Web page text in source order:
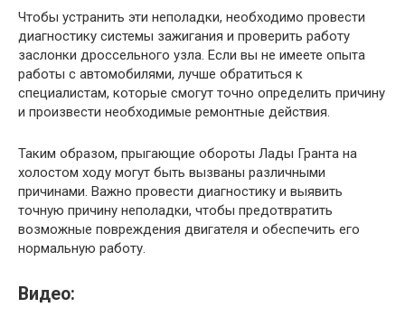
Чтобы устранить эти неполадки, необходимо провести
диагностику системы зажигания и проверить работу
заслонки дроссельного узла. Если вы не имеете опыта
работы с автомобилями, лучше обратиться к
специалистам, которые смогут точно определить причину
и произвести необходимые ремонтные действия.
Таким образом, прыгающие обороты Лады Гранта на
холостом ходу могут быть вызваны различными
причинами. Важно провести диагностику и выявить
точную причину неполадки, чтобы предотвратить
возможные повреждения двигателя и обеспечить его
нормальную работу.
Видео: